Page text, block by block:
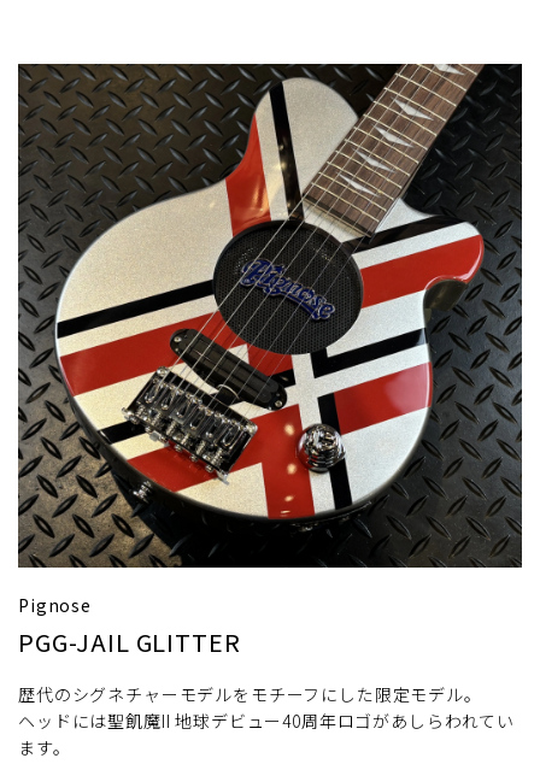
Pignose
PGG-JAIL GLITTER
歴代のシグネチャーモデルをモチーフにした限定モデル。
ヘッドには聖飢魔II 地球デビュー40周年ロゴがあしらわれてい
ます。